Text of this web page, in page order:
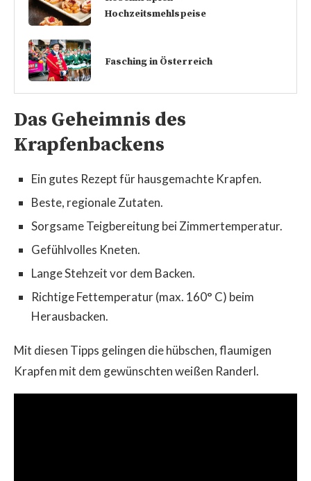
Hochzeitsmehlspeise
Fasching in Österreich
Das Geheimnis des
Krapfenbackens
Ein gutes Rezept für hausgemachte Krapfen.
Beste, regionale Zutaten.
Sorgsame Teigbereitung bei Zimmertemperatur.
Gefühlvolles Kneten.
Lange Stehzeit vor dem Backen.
Richtige Fettemperatur (max. 160° C) beim
Herausbacken.
Mit diesen Tipps gelingen die hübschen, flaumigen
Krapfen mit dem gewünschten weißen Randerl.